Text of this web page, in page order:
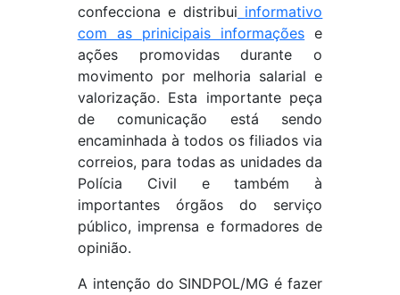
confecciona e distribui informativo
com as prinicipais informações e
ações promovidas durante o
movimento por melhoria salarial e
valorização. Esta importante peça
de comunicação está sendo
encaminhada à todos os filiados via
correios, para todas as unidades da
Polícia Civil e também à
importantes órgãos do serviço
público, imprensa e formadores de
opinião.
A intenção do SINDPOL/MG é fazer